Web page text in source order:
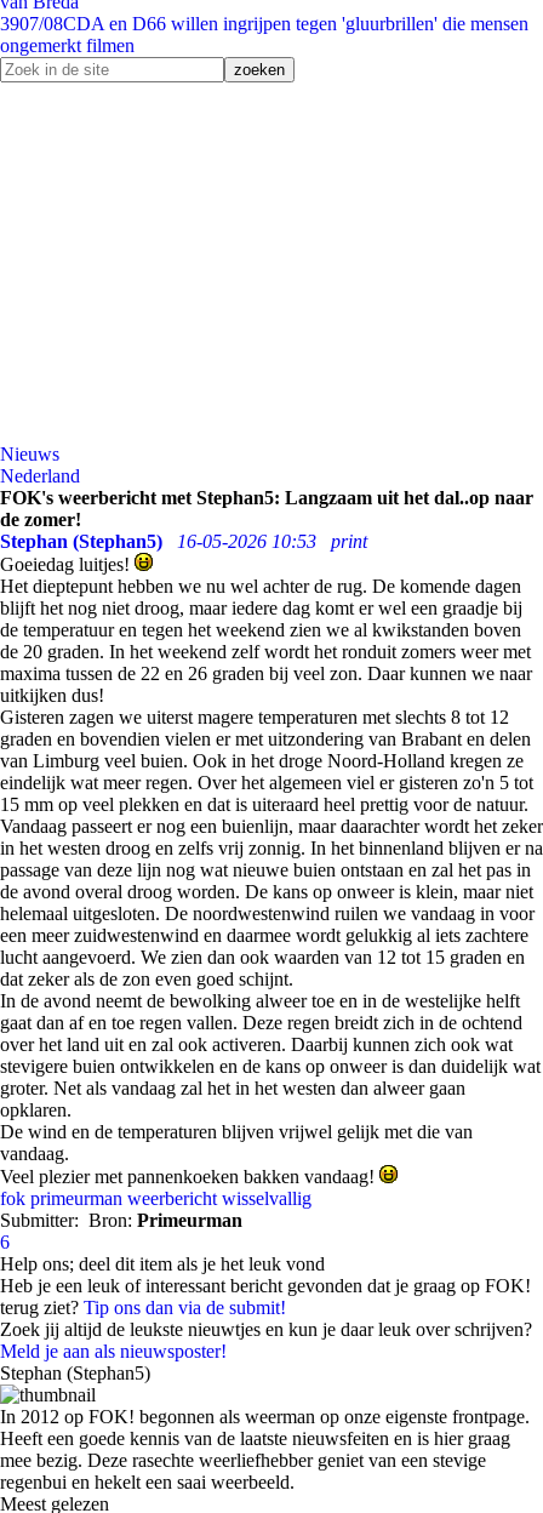
3907/08CDA en D66 willen ingrijpen tegen 'gluurbrillen' die mensen
ongemerkt filmen
Nieuws
Nederland
FOK's weerbericht met Stephan5: Langzaam uit het dal..op naar
de zomer!
Stephan (Stephan5)
16-05-2026 10:53
print
Goeiedag luitjes!
Het dieptepunt hebben we nu wel achter de rug. De komende dagen
blijft het nog niet droog, maar iedere dag komt er wel een graadje bij
de temperatuur en tegen het weekend zien we al kwikstanden boven
de 20 graden. In het weekend zelf wordt het ronduit zomers weer met
maxima tussen de 22 en 26 graden bij veel zon. Daar kunnen we naar
uitkijken dus!
Gisteren zagen we uiterst magere temperaturen met slechts 8 tot 12
graden en bovendien vielen er met uitzondering van Brabant en delen
van Limburg veel buien. Ook in het droge Noord-Holland kregen ze
eindelijk wat meer regen. Over het algemeen viel er gisteren zo'n 5 tot
15 mm op veel plekken en dat is uiteraard heel prettig voor de natuur.
Vandaag passeert er nog een buienlijn, maar daarachter wordt het zeker
in het westen droog en zelfs vrij zonnig. In het binnenland blijven er na
passage van deze lijn nog wat nieuwe buien ontstaan en zal het pas in
de avond overal droog worden. De kans op onweer is klein, maar niet
helemaal uitgesloten. De noordwestenwind ruilen we vandaag in voor
een meer zuidwestenwind en daarmee wordt gelukkig al iets zachtere
lucht aangevoerd. We zien dan ook waarden van 12 tot 15 graden en
dat zeker als de zon even goed schijnt.
In de avond neemt de bewolking alweer toe en in de westelijke helft
gaat dan af en toe regen vallen. Deze regen breidt zich in de ochtend
over het land uit en zal ook activeren. Daarbij kunnen zich ook wat
stevigere buien ontwikkelen en de kans op onweer is dan duidelijk wat
groter. Net als vandaag zal het in het westen dan alweer gaan
opklaren.
De wind en de temperaturen blijven vrijwel gelijk met die van
vandaag.
Veel plezier met pannenkoeken bakken vandaag!
fok primeurman weerbericht wisselvallig
Submitter: Bron: Primeurman
6
Help ons; deel dit item als je het leuk vond
Heb je een leuk of interessant bericht gevonden dat je graag op FOK!
terug ziet? Tip ons dan via de submit!
Zoek jij altijd de leukste nieuwtjes en kun je daar leuk over schrijven?
Meld je aan als nieuwsposter!
Stephan (Stephan5)
In 2012 op FOK! begonnen als weerman op onze eigenste frontpage.
Heeft een goede kennis van de laatste nieuwsfeiten en is hier graag
mee bezig. Deze rasechte weerliefhebber geniet van een stevige
regenbui en hekelt een saai weerbeeld.
Meest gelezen